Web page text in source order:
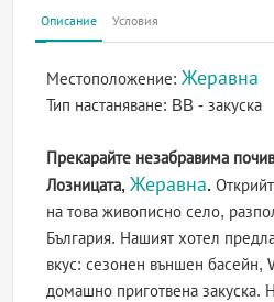
Описание Условия
Местоположение: Жеравна
Тип настаняване: BB - закуска
Прекарайте незабравима
Лозницата, Жеравна.
на това живописно село,
България. Нашият хотел
вкус: сезонен външен басейн,
домашно приготвена закуска.